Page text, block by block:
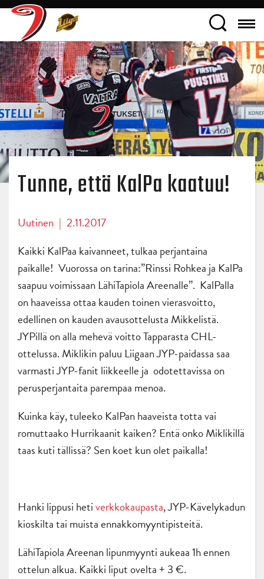
Tunne, että KalPa kaatuu!
Uutinen | 2.11.2017
Kaikki KalPaa kaivanneet, tulkaa perjantaina
paikalle! Vuorossa on tarina:”Rinssi Rohkea ja KalPa
saapuu voimissaan LähiTapiola Areenalle”. KalPalla
on haaveissa ottaa kauden toinen vierasvoitto,
edellinen on kauden avausottelusta Mikkelistä.
JYPillä on alla mehevä voitto Tapparasta CHL-
ottelussa. Miklikin paluu Liigaan JYP-paidassa saa
varmasti JYP-fanit liikkeelle ja odotettavissa on
perusperjantaita parempaa menoa.
Kuinka käy, tuleeko KalPan haaveista totta vai
romuttaako Hurrikaanit kaiken? Entä onko Miklikillä
taas kuti tällissä? Sen koet kun olet paikalla!
Hanki lippusi hetiverkkokaupasta, JYP-Kävelykadun
kioskilta tai muista ennakkomyyntipisteitä.
LähiTapiola Areenan lipunmyynti aukeaa 1h ennen
ottelun alkua. Kaikki liput ovelta + 3 €.